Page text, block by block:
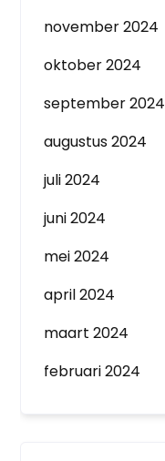
november 2024
oktober 2024
september 2024
augustus 2024
juli 2024
juni 2024
mei 2024
april 2024
maart 2024
februari 2024